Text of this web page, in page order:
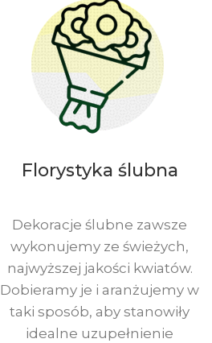
Florystyka ślubna
Dekoracje ślubne zawsze
wykonujemy ze świeżych,
najwyższej jakości kwiatów.
Dobieramy je i aranżujemy w
taki sposób, aby stanowiły
idealne uzupełnienie